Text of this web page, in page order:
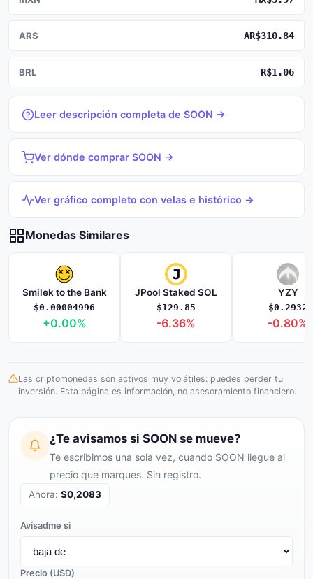
ARS AR$310.84
BRL R$1.06
Leer descripción completa de SOON →
Ver dónde comprar SOON →
Ver gráfico completo con velas e histórico →
Monedas Similares
Smilek to the Bank
$0.00004996
+0.00%
JPool Staked SOL
$129.85
-6.36%
YZY
$0.2932
-0.80%
Las criptomonedas son activos muy volátiles: puedes perder tu
inversión. Esta página es información, no asesoramiento financiero.
¿Te avisamos si SOON se mueve?
Te escribimos una sola vez, cuando SOON llegue al
precio que marques. Sin registro.
Ahora: $0,2083
Avisadme si
Precio (USD)